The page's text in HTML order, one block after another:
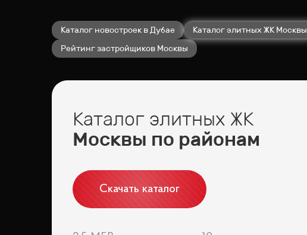
Каталог новостроек в Дубае Каталог элитных ЖК Москвы
Рейтинг застройщиков Москвы
Каталог элитных ЖК
Москвы по районам
Скачать каталог